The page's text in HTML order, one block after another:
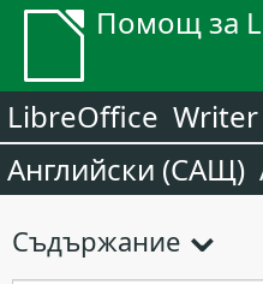
Помощ за
LibreOffice Writer
Английски (САЩ)
Съдържание